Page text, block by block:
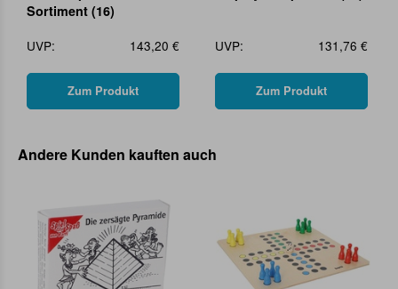
Sortiment (16)
UVP:
143,20 €
Zum Produkt
UVP: 131,76 €
Zum Produkt
Andere Kunden kauften auch